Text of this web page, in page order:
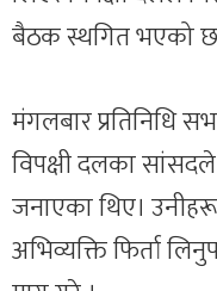
बैठक स्थगित भएको
मंगलबार प्रतिनिधि
विपक्षी दलका
जनाएका थिए।
अभिव्यक्ति फिर्ता